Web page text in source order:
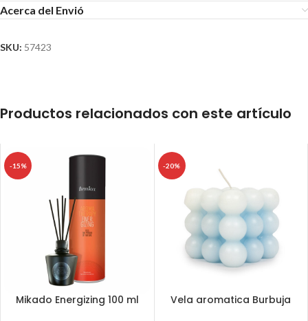
Acerca del Envió
SKU: 57423
Productos relacionados con este artículo
-15%
Mikado Energizing 100 ml
-20%
Vela aromatica Burbuja